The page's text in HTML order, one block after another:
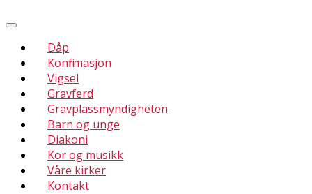
Dåp
Konfirmasjon
Vigsel
Gravferd
Gravplassmyndigheten
Barn og unge
Diakoni
Kor og musikk
Våre kirker
Kontakt